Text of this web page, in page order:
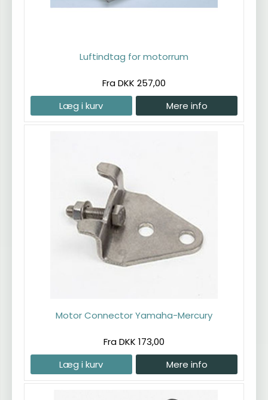
Luftindtag for motorrum
Fra DKK 257,00
Læg i kurv
Mere info
Motor Connector Yamaha-Mercury
Fra DKK 173,00
Læg i kurv
Mere info